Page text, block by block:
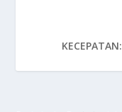
KECEPATAN: